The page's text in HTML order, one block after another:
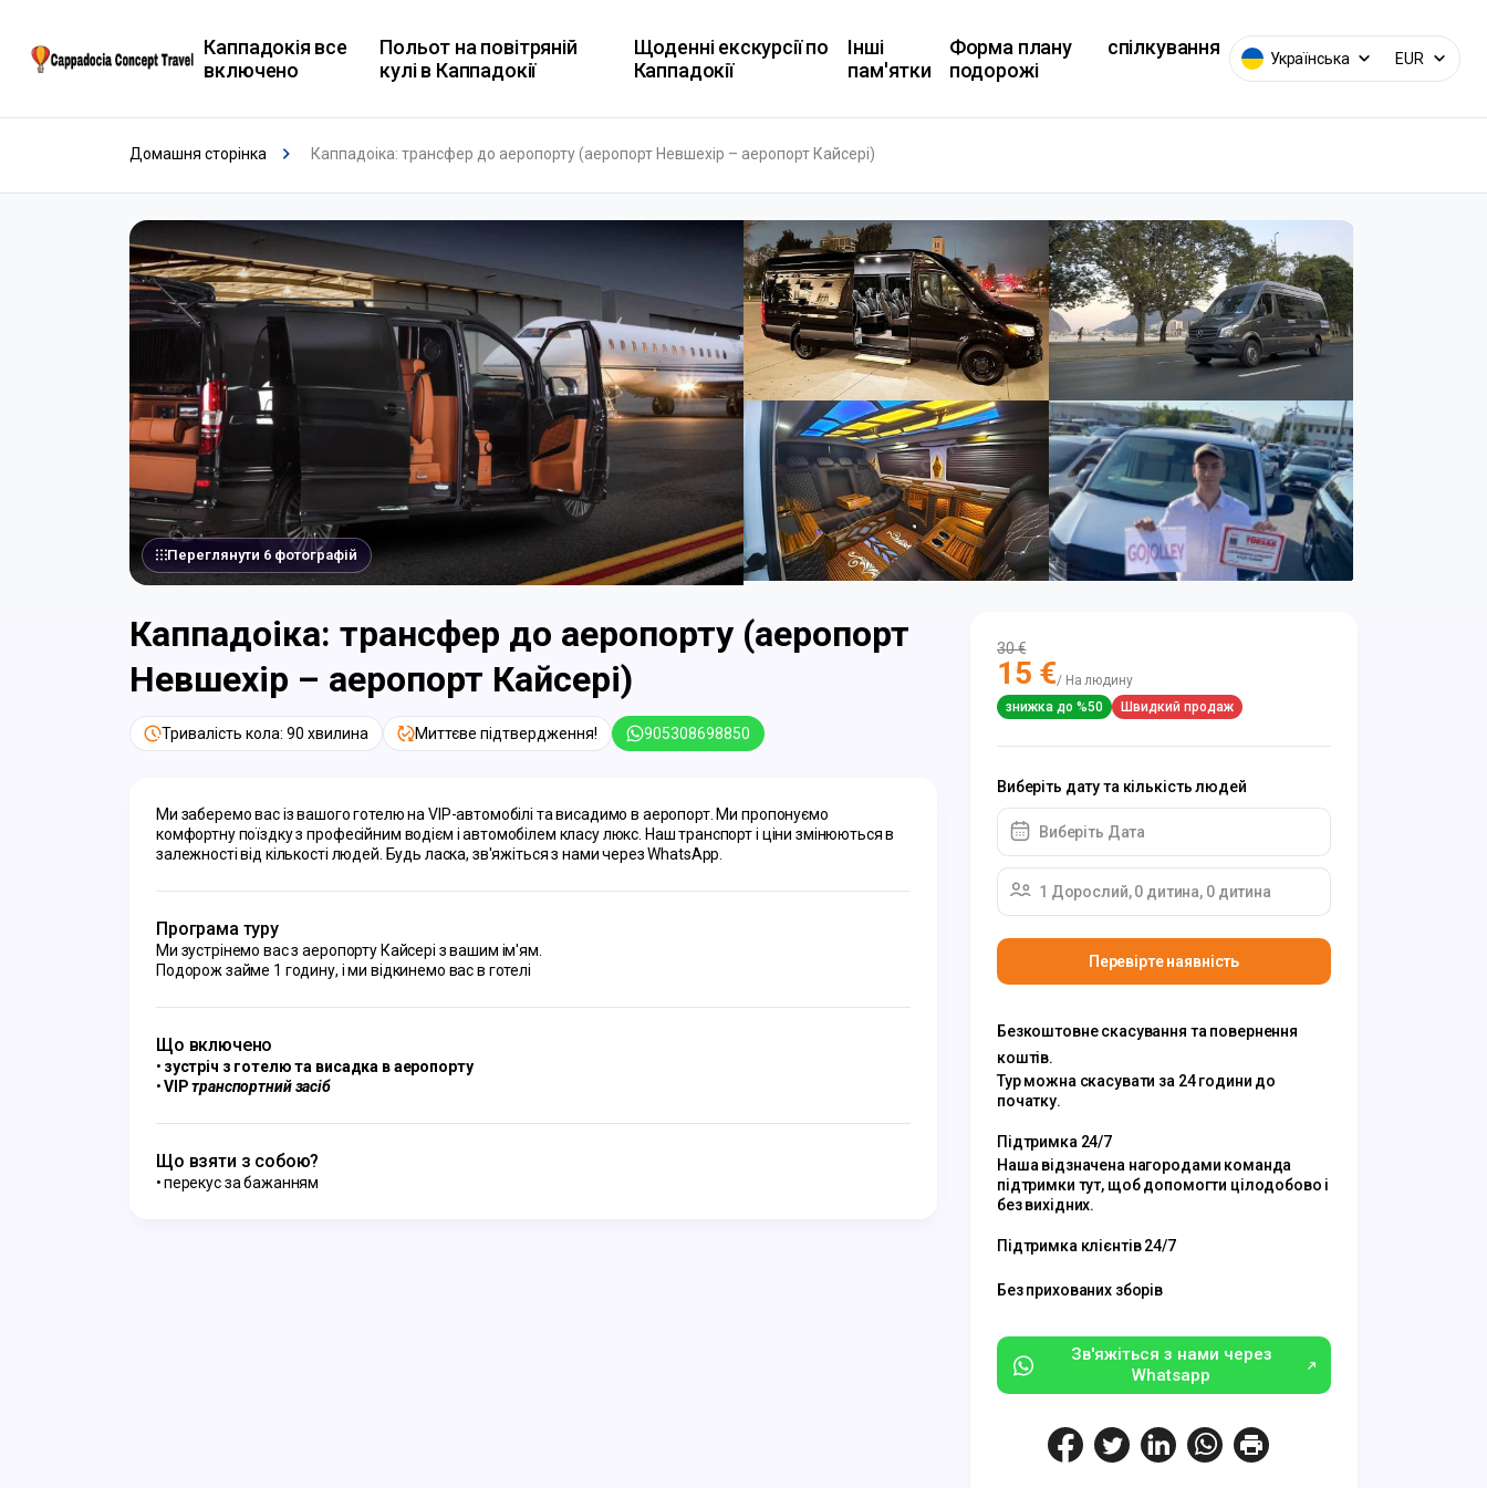
Каппадокія все
включено
Польот на повітряній
кулі в Каппадокії
Щоденні екскурсії по
Каппадокії
Інші
пам'ятки
Форма плану
подорожі
спілкування Українська EUR
Домашня сторінка Каппадоіка: трансфер до аеропорту (аеропорт Невшехір – аеропорт Кайсері)
Переглянути 6 фотографій
Каппадоіка: трансфер до аеропорту (аеропорт
Невшехір – аеропорт Кайсері)
Тривалість кола: 90 хвилина Миттєве підтвердження! 905308698850
Ми заберемо вас із вашого готелю на VIP-автомобілі та висадимо в аеропорт. Ми пропонуємо
комфортну поїздку з професійним водієм і автомобілем класу люкс. Наш транспорт і ціни змінюються в
залежності від кількості людей. Будь ласка, зв'яжіться з нами через WhatsApp.
Програма туру
Ми зустрінемо вас з аеропорту Кайсері з вашим ім'ям.
Подорож займе 1 годину, і ми відкинемо вас в готелі
Що включено
зустріч з готелю та висадка в аеропорту
VIPтранспортний засіб
Що взяти з собою?
перекус за бажанням
30 €
15 €/ На людину
знижка до %50
Швидкий продаж
Виберіть дату та кількість людей
Виберіть Дата
1 Дорослий, 0 дитина, 0 дитина
Перевірте наявність
Безкоштовне скасування та повернення
коштів.
Тур можна скасувати за 24 години до
початку.
Підтримка 24/7
Наша відзначена нагородами команда
підтримки тут, щоб допомогти цілодобово і
без вихідних.
Підтримка клієнтів 24/7
Без прихованих зборів
Зв'яжіться з нами через
Whatsapp